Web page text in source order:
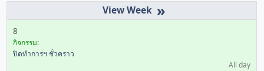
»
8
กิจกรรม:
ปิดทำการฯ ชั่วคราว
All day